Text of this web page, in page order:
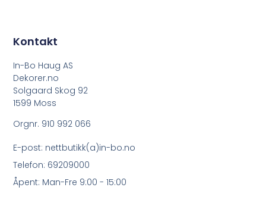
Kontakt
In-Bo Haug AS
Dekorer.no
Solgaard Skog 92
1599 Moss
Orgnr. 910 992 066
E-post: nettbutikk(a)in-bo.no
Telefon: 69209000
Åpent: Man-Fre 9:00 - 15:00